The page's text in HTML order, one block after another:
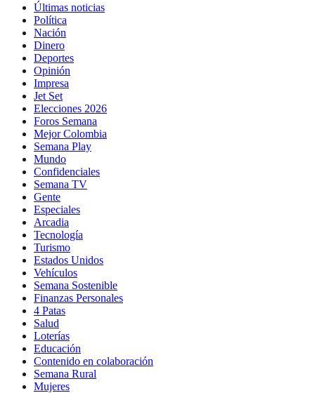
Últimas noticias
Política
Nación
Dinero
Deportes
Opinión
Impresa
Jet Set
Elecciones 2026
Foros Semana
Mejor Colombia
Semana Play
Mundo
Confidenciales
Semana TV
Gente
Especiales
Arcadia
Tecnología
Turismo
Estados Unidos
Vehículos
Semana Sostenible
Finanzas Personales
4 Patas
Salud
Loterías
Educación
Contenido en colaboración
Semana Rural
Mujeres